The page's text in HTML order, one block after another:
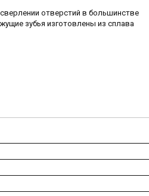
отверстий в большинстве
зубья изготовлены из сплава